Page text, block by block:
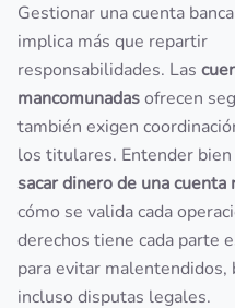
Gestionar una cuenta
implica más que repartir
responsabilidades. Las
mancomunadasofrecen
también exigen
los titulares. Entender bien
sacar dinero de una cuenta
cómo se valida cada
derechos tiene cada parte
para evitar malentendidos,
incluso disputas legales.